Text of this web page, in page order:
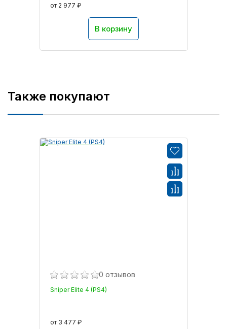
от 2 977 ₽
В корзину
Также покупают
0 отзывов
Sniper Elite 4 (PS4)
от 3 477 ₽